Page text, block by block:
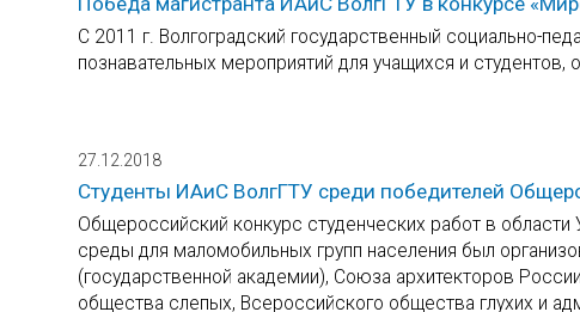
С 2011 г. Волгоградский государственный социально-
познавательных мероприятий для учащихся и
27.12.2018
Студенты ИАиС ВолгГТУ среди победителей
Общероссийский конкурс студенческих работ в
среды для маломобильных групп населения был
(государственной академии), Союза архитекторов
общества слепых, Всероссийского общества глухих и